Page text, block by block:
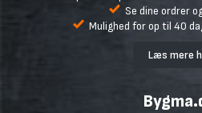
Se dine ordrer
Mulighed for op til 40
Læs mere